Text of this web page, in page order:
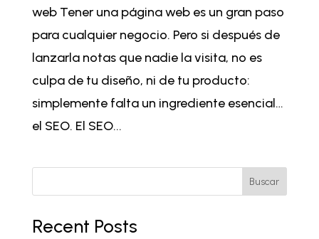
web Tener una página web es un gran paso
para cualquier negocio. Pero si después de
lanzarla notas que nadie la visita, no es
culpa de tu diseño, ni de tu producto:
simplemente falta un ingrediente esencial…
el SEO. El SEO...
Buscar
Recent Posts